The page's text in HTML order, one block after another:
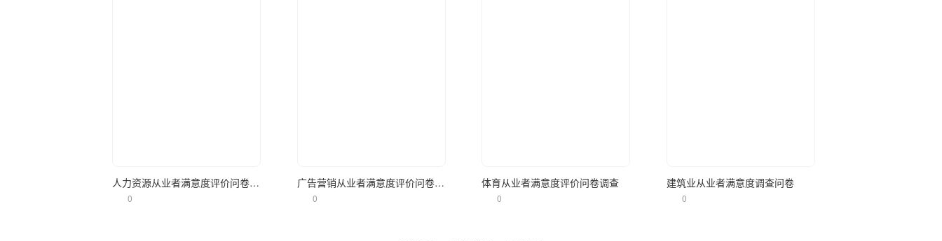
人力资源从业者满意度评价问卷调查
0
广告营销从业者满意度评价问卷调查
0
体育从业者满意度评价问卷调查
0
建筑业从业者满意度调查问卷
0